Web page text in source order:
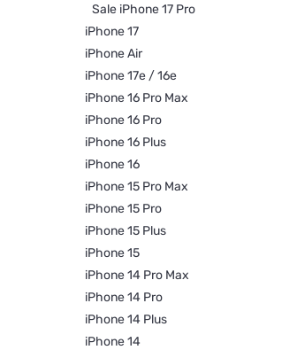
Sale iPhone 17 Pro
iPhone 17
iPhone Air
iPhone 17e / 16e
iPhone 16 Pro Max
iPhone 16 Pro
iPhone 16 Plus
iPhone 16
iPhone 15 Pro Max
iPhone 15 Pro
iPhone 15 Plus
iPhone 15
iPhone 14 Pro Max
iPhone 14 Pro
iPhone 14 Plus
iPhone 14